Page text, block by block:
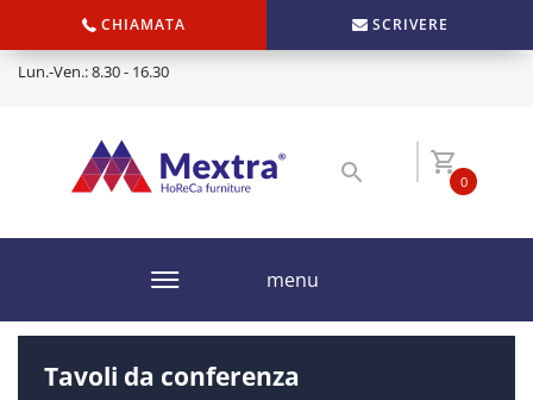
CHIAMATA SCRIVERE
Lun.-Ven.: 8.30 - 16.30
0
menu
Tavoli da conferenza